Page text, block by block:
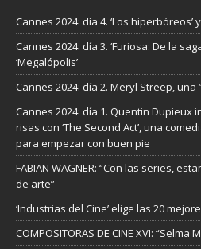
Cannes 2024: día 4. ‘Los hiperbóreos’
Cannes 2024: día 3. ‘Furiosa: De la
‘Megalópolis’
Cannes 2024: día 2. Meryl Streep, una
Cannes 2024: día 1. Quentin Dupieux
risas con ‘The Second Act’, una
para empezar con buen pie
FABIAN WAGNER: “Con las series,
de arte”
‘Industrias del Cine’ elige las 20
COMPOSITORAS DE CINE XVI: